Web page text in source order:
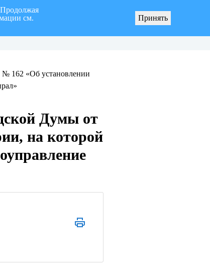
О мерах по реализации инициативных
№ 162 «Об установлении
Думы от
на которой
Продолжая
см.
Принять